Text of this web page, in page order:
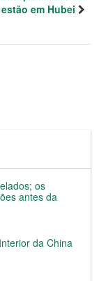
em Hubei
os
antes da
da China